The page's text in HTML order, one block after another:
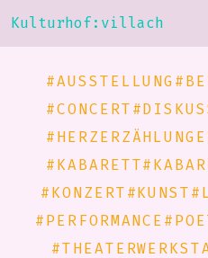
Kulturhof:villach
#AUSSTELLUNG
#CONCERT
#KABARETT
#KONZERT #KUNST
#PERFORMANCE